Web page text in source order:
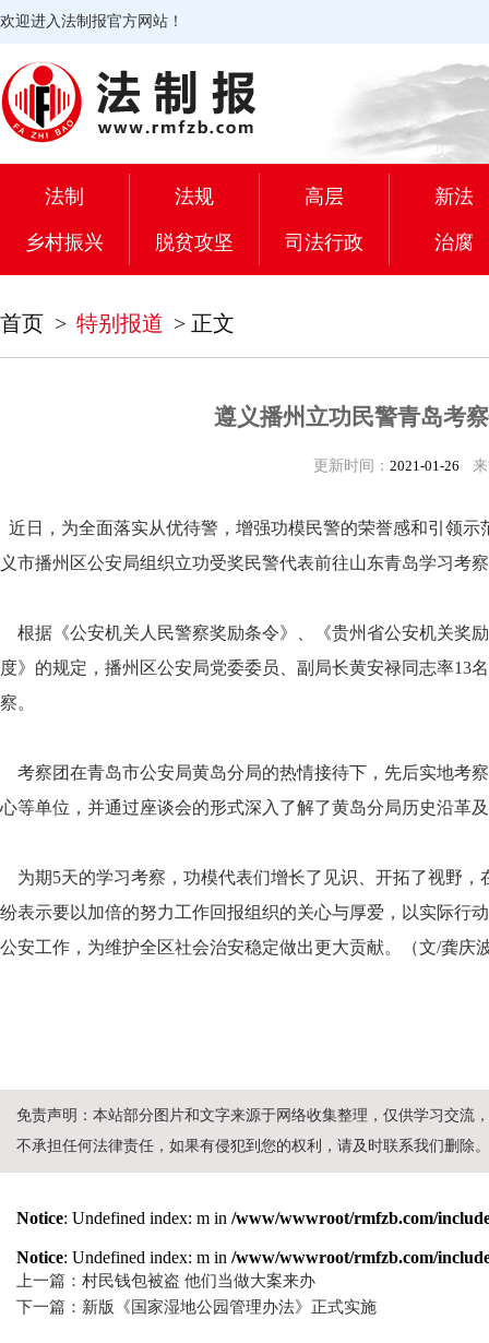
欢迎进入法制报官方网站！
法制 法规 高层 新法
乡村振兴 脱贫攻坚 司法行政 治腐
首页 > 特别报道 > 正文
遵义播州立功民警青岛考
更新时间： 2021-01-26
近日，为全面落实从优待警，增强功模民警的荣誉感和引领
义市播州区公安局组织立功受奖民警代表前往山东青岛学习考
根据《公安机关人民警察奖励条令》、《贵州省公安机关奖
度》的规定，播州区公安局党委委员、副局长黄安禄同志率13
察。
考察团在青岛市公安局黄岛分局的热情接待下，先后实地考
心等单位，并通过座谈会的形式深入了解了黄岛分局历史沿革
为期5天的学习考察，功模代表们增长了见识、开拓了视野，
纷表示要以加倍的努力工作回报组织的关心与厚爱，以实际行
公安工作，为维护全区社会治安稳定做出更大贡献。（文/龚庆
免责声明：本站部分图片和文字来源于网络收集整理，仅供学习交流
不承担任何法律责任，如果有侵犯到您的权利，请及时联系我们删除。
Notice: Undefined index: m in /www/wwwroot/rmfzb.com/
Notice: Undefined index: m in /www/wwwroot/rmfzb.com/
上一篇：村民钱包被盗 他们当做大案来办
下一篇：新版《国家湿地公园管理办法》正式实施